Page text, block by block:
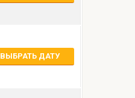
ВЫБРАТЬ ДАТУ